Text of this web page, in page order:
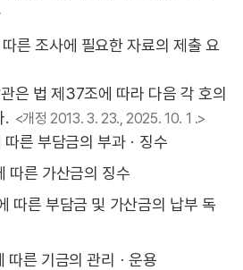
른 조사에 필요한 자료의 제출 요
은 법 제37조에 따라 다음 각 호의
. <개정 2013. 3. 23., 2025. 10. 1 .>
따른 부담금의 부과ㆍ징수
따른 가산금의 징수
따른 부담금 및 가산금의 납부 독
따른 기금의 관리ㆍ운용